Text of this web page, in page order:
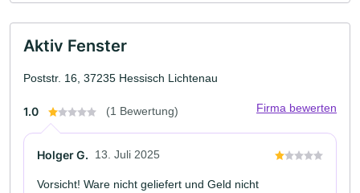
Aktiv Fenster
Poststr. 16, 37235 Hessisch Lichtenau
1.0 (1 Bewertung) Firma bewerten
Holger G. 13. Juli 2025
Vorsicht! Ware nicht geliefert und Geld nicht